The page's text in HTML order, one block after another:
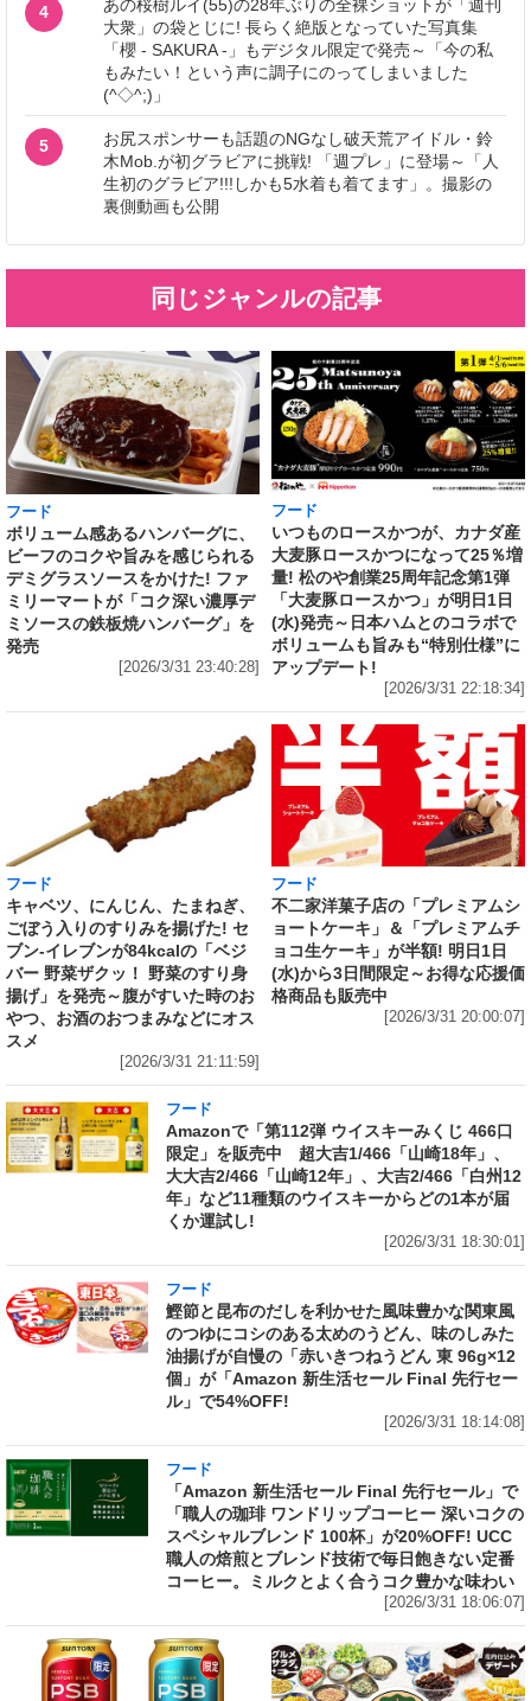
4
あの桜樹ルイ(55)の28年ぶりの全裸ショットが「週刊
大衆」の袋とじに! 長らく絶版となっていた写真集
「櫻 - SAKURA -」もデジタル限定で発売～「今の私
もみたい！という声に調子にのってしまいました
(^◇^;)」
5
お尻スポンサーも話題のNGなし破天荒アイドル・鈴
木Mob.が初グラビアに挑戦! 「週プレ」に登場～「人
生初のグラビア!!!しかも5水着も着てます」。撮影の
裏側動画も公開
同じジャンルの記事
フード
ボリューム感あるハンバーグに、
ビーフのコクや旨みを感じられる
デミグラスソースをかけた! ファ
ミリーマートが「コク深い濃厚デ
ミソースの鉄板焼ハンバーグ」を
発売
[2026/3/31 23:40:28]
フード
いつものロースかつが、カナダ産
大麦豚ロースかつになって25％増
量! 松のや創業25周年記念第1弾
「大麦豚ロースかつ」が明日1日
(水)発売～日本ハムとのコラボで
ボリュームも旨みも“特別仕様”に
アップデート!
[2026/3/31 22:18:34]
フード
キャベツ、にんじん、たまねぎ、
ごぼう入りのすりみを揚げた! セ
ブン‐イレブンが84kcalの「ベジ
バー 野菜ザクッ！ 野菜のすり身
揚げ」を発売～腹がすいた時のお
やつ、お酒のおつまみなどにオス
スメ
[2026/3/31 21:11:59]
フード
不二家洋菓子店の「プレミアムシ
ョートケーキ」＆「プレミアムチ
ョコ生ケーキ」が半額! 明日1日
(水)から3日間限定～お得な応援価
格商品も販売中
[2026/3/31 20:00:07]
フード
Amazonで「第112弾 ウイスキーみくじ 466口
限定」を販売中 超大吉1/466「山崎18年」、
大大吉2/466「山崎12年」、大吉2/466「白州12
年」など11種類のウイスキーからどの1本が届
くか運試し!
[2026/3/31 18:30:01]
フード
鰹節と昆布のだしを利かせた風味豊かな関東風
のつゆにコシのある太めのうどん、味のしみた
油揚げが自慢の「赤いきつねうどん 東 96g×12
個」が「Amazon 新生活セール Final 先行セー
ル」で54%OFF!
[2026/3/31 18:14:08]
フード
「Amazon 新生活セール Final 先行セール」で
「職人の珈琲 ワンドリップコーヒー 深いコクの
スペシャルブレンド 100杯」が20%OFF! UCC
職人の焙煎とブレンド技術で毎日飽きない定番
コーヒー。ミルクとよく合うコク豊かな味わい
[2026/3/31 18:06:07]